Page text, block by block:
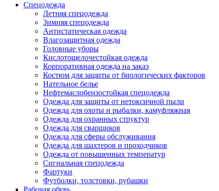
Спецодежда
Летняя спецодежда
Зимняя спецодежда
Антистатическая одежда
Влагозащитная одежда
Головные уборы
Кислотощелочестойкая одежда
Корпоративная одежда на заказ
Костюм для защиты от биологических факторов
Нательное белье
Нефтемаслобензостойкая спецодежда
Одежда для защиты от нетоксичной пыли
Одежда для охоты и рыбалки, камуфляжная
Одежда для охранных структур
Одежда для сварщиков
Одежда для сферы обслуживания
Одежда для шахтеров и проходчиков
Одежда от повышенных температур
Сигнальная спецодежда
Фартуки
Футболки, толстовки, рубашки
Рабочая обувь